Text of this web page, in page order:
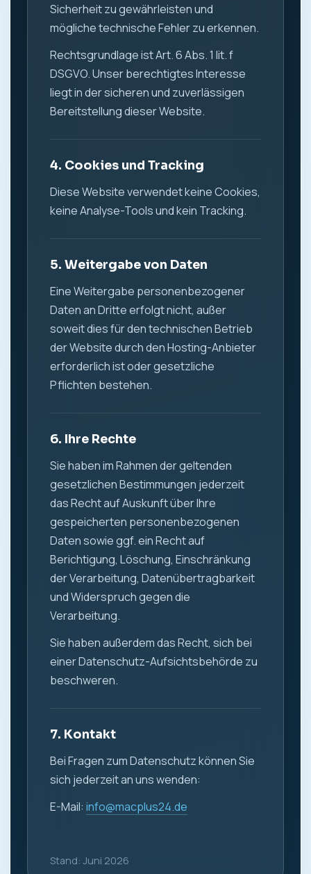
Sicherheit zu gewährleisten und
mögliche technische Fehler zu erkennen.
Rechtsgrundlage ist Art. 6 Abs. 1 lit. f
DSGVO. Unser berechtigtes Interesse
liegt in der sicheren und zuverlässigen
Bereitstellung dieser Website.
4. Cookies und Tracking
Diese Website verwendet keine Cookies,
keine Analyse-Tools und kein Tracking.
5. Weitergabe von Daten
Eine Weitergabe personenbezogener
Daten an Dritte erfolgt nicht, außer
soweit dies für den technischen Betrieb
der Website durch den Hosting-Anbieter
erforderlich ist oder gesetzliche
Pflichten bestehen.
6. Ihre Rechte
Sie haben im Rahmen der geltenden
gesetzlichen Bestimmungen jederzeit
das Recht auf Auskunft über Ihre
gespeicherten personenbezogenen
Daten sowie ggf. ein Recht auf
Berichtigung, Löschung, Einschränkung
der Verarbeitung, Datenübertragbarkeit
und Widerspruch gegen die
Verarbeitung.
Sie haben außerdem das Recht, sich bei
einer Datenschutz-Aufsichtsbehörde zu
beschweren.
7. Kontakt
Bei Fragen zum Datenschutz können Sie
sich jederzeit an uns wenden:
E-Mail: info@macplus24.de
Stand: Juni 2026